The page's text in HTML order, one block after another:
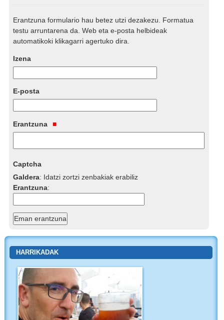
Erantzuna formulario hau betez utzi dezakezu. Formatua
testu arruntarena da. Web eta e-posta helbideak
automatikoki klikagarri agertuko dira.
Izena
E-posta
Erantzuna
Captcha
Galdera: Idatzi zortzi zenbakiak erabiliz
Erantzuna:
HARRIKADAK